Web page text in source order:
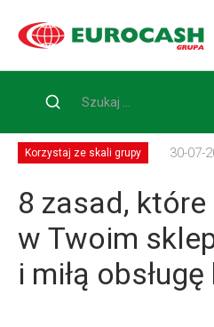
Home Blog Korzystaj ze
zapewnią w Twoim sklepie
Korzystaj ze skali grupy 30-07-
8 zasad,
w Twoim
i miłą